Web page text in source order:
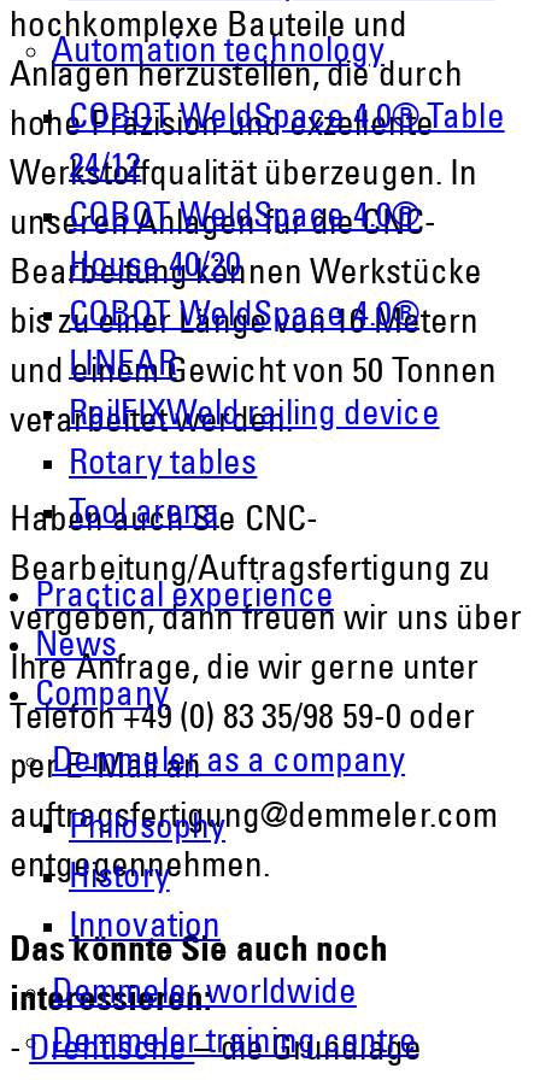
Automation technology
COBOT WeldSpace 4.0® Table
24/12
COBOT WeldSpace 4.0®
House 40/20
COBOT WeldSpace 4.0®
LINEAR
RailFIXWeld railing device
Rotary tables
Tool arena
Practical experience
News
Company
Demmeler as a company
Philosophy
History
Innovation
Demmeler worldwide
Demmeler training centre
hochkomplexe Bauteile und
Anlagen herzustellen, die durch
hohe Präzision und exzellente
Werkstoffqualität überzeugen. In
unseren Anlagen für die CNC-
Bearbeitung können Werkstücke
bis zu einer Länge von 16 Metern
und einem Gewicht von 50 Tonnen
verarbeitet werden.
Haben auch Sie CNC-
Bearbeitung/Auftragsfertigung zu
vergeben, dann freuen wir uns über
Ihre Anfrage, die wir gerne unter
Telefon +49 (0) 83 35/98 59-0 oder
per E-Mail an
auftragsfertigung@demmeler.com
entgegennehmen.
Das könnte Sie auch noch
interessieren:
-Drehtische– die Grundlage